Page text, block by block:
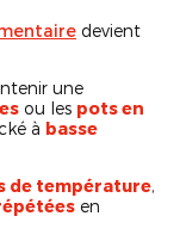
devient
une
ou les pots en
à basse
de température,
en